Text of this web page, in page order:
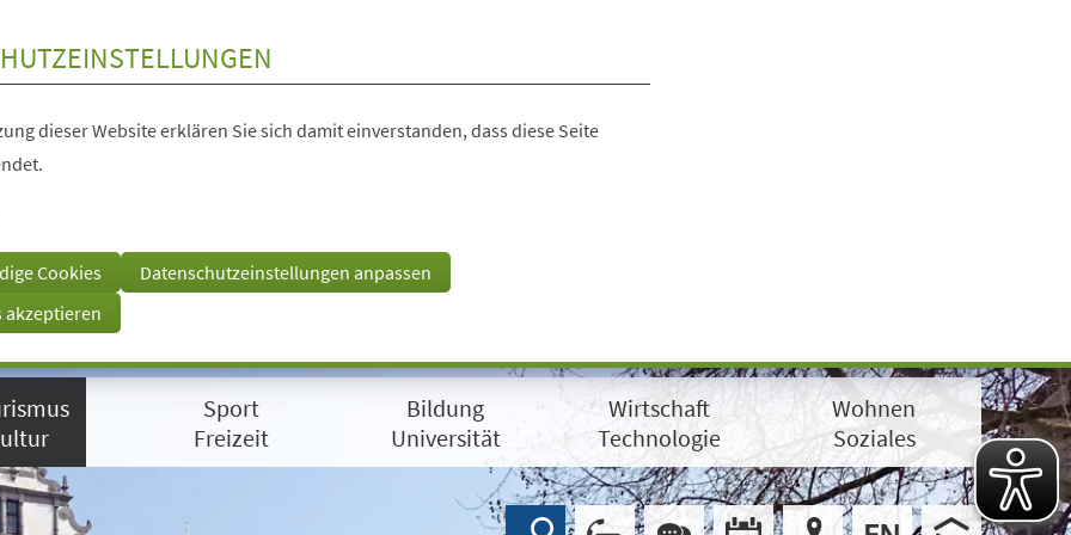
dieser Website erklären Sie sich damit einverstanden, dass diese Seite
Cookies
Datenschutzeinstellungen anpassen
akzeptieren
Sport
Freizeit
Bildung
Universität
Wirtschaft
Technologie
Wohnen
Soziales